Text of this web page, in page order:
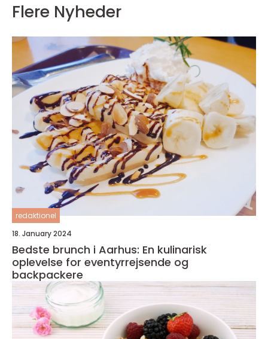
Flere Nyheder
redaktionel
18. January 2024
Bedste brunch i Aarhus: En kulinarisk
oplevelse for eventyrrejsende og
backpackere